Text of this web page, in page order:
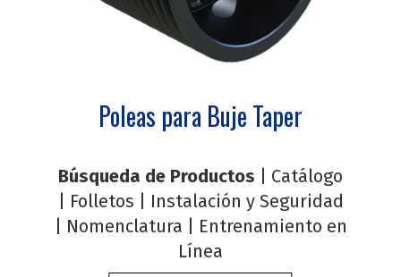
Poleas para Buje Taper
Búsqueda de Productos
Catálogo
Folletos
Instalación y Seguridad
Nomenclatura
Entrenamiento en
Línea